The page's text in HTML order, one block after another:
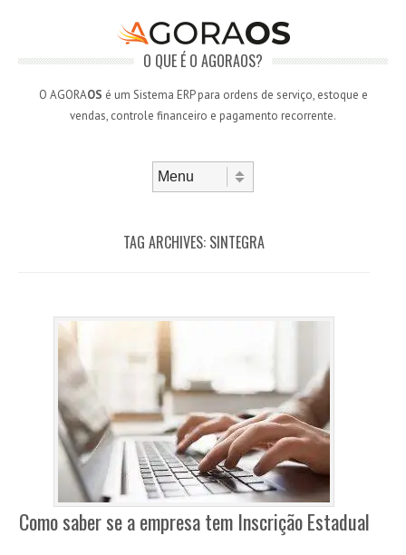
O QUE É O AGORAOS?
O AGORAOS é um Sistema ERP para ordens de serviço, estoque e
vendas, controle financeiro e pagamento recorrente.
TAG ARCHIVES: SINTEGRA
Como saber se a empresa tem Inscrição Estadual